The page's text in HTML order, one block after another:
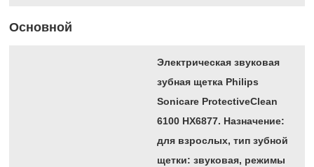
Основной
Электрическая звуковая
зубная щетка Philips
Sonicare ProtectiveClean
6100 HX6877. Назначение:
для взрослых, тип зубной
щетки: звуковая, режимы